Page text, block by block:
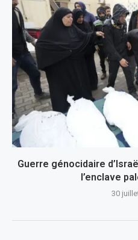
Guerre génocidaire
l’enclave
30